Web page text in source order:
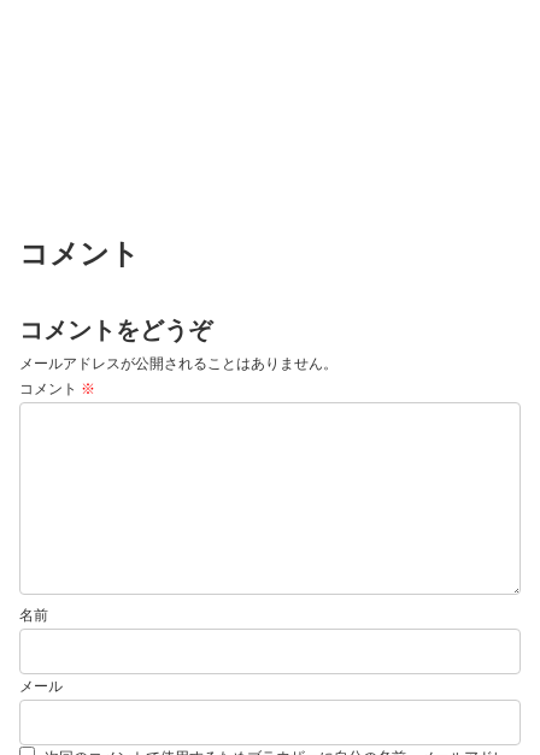
コメント
コメントをどうぞ
メールアドレスが公開されることはありません。
コメント ※
名前
メール